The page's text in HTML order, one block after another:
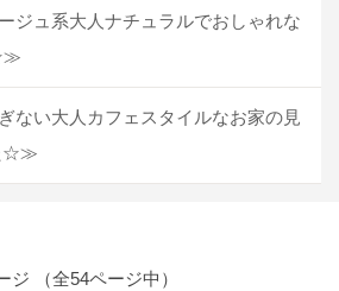
ジュ系大人ナチュラルでおしゃれな
ない大人カフェスタイルなお家の見
☆≫
ジ （全54ページ中）